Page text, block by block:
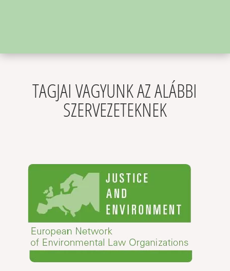
TAGJAI VAGYUNK AZ ALÁBBI
SZERVEZETEKNEK